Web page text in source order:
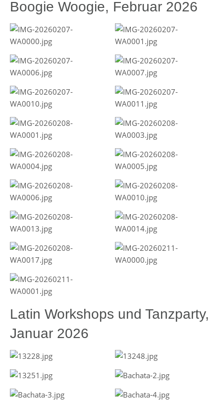
Boogie Woogie, Februar 2026
Latin Workshops und Tanzparty,
Januar 2026